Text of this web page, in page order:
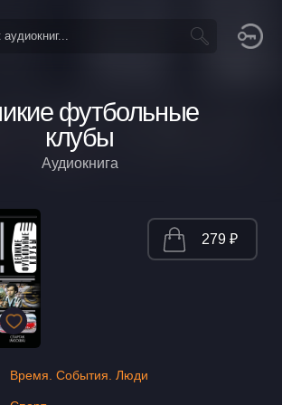
футбольные
клубы
Аудиокнига
Время. События. Люди
279 ₽